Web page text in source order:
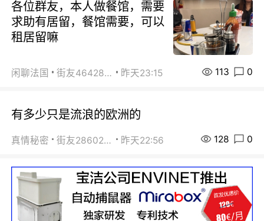
各位群友，本人做餐馆，需要
求助有居留，餐馆需要，可以
租居留嘛
闲聊法国 街友46428878 昨天23:15 113 0
有多少只是流浪的欧洲的
真情秘密 街友28602925 昨天22:56 128 0